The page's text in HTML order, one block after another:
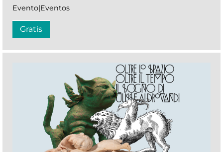
Evento|Eventos
Gratis